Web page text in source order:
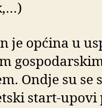
je općina u
Ondje su se
start-upovi